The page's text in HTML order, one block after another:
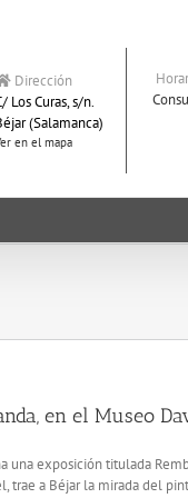
Dirección
Los Curas, s/n.
(Salamanca)
en el mapa
en el Museo
una exposición titulada
trae a Béjar la mirada del